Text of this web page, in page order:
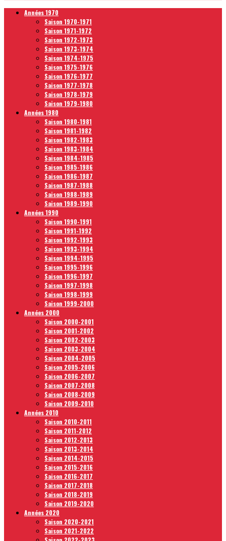
Années 1970
Saison 1970-1971
Saison 1971-1972
Saison 1972-1973
Saison 1973-1974
Saison 1974-1975
Saison 1975-1976
Saison 1976-1977
Saison 1977-1978
Saison 1978-1979
Saison 1979-1980
Années 1980
Saison 1980-1981
Saison 1981-1982
Saison 1982-1983
Saison 1983-1984
Saison 1984-1985
Saison 1985-1986
Saison 1986-1987
Saison 1987-1988
Saison 1988-1989
Saison 1989-1990
Années 1990
Saison 1990-1991
Saison 1991-1992
Saison 1992-1993
Saison 1993-1994
Saison 1994-1995
Saison 1995-1996
Saison 1996-1997
Saison 1997-1998
Saison 1998-1999
Saison 1999-2000
Années 2000
Saison 2000-2001
Saison 2001-2002
Saison 2002-2003
Saison 2003-2004
Saison 2004-2005
Saison 2005-2006
Saison 2006-2007
Saison 2007-2008
Saison 2008-2009
Saison 2009-2010
Années 2010
Saison 2010-2011
Saison 2011-2012
Saison 2012-2013
Saison 2013-2014
Saison 2014-2015
Saison 2015-2016
Saison 2016-2017
Saison 2017-2018
Saison 2018-2019
Saison 2019-2020
Années 2020
Saison 2020-2021
Saison 2021-2022